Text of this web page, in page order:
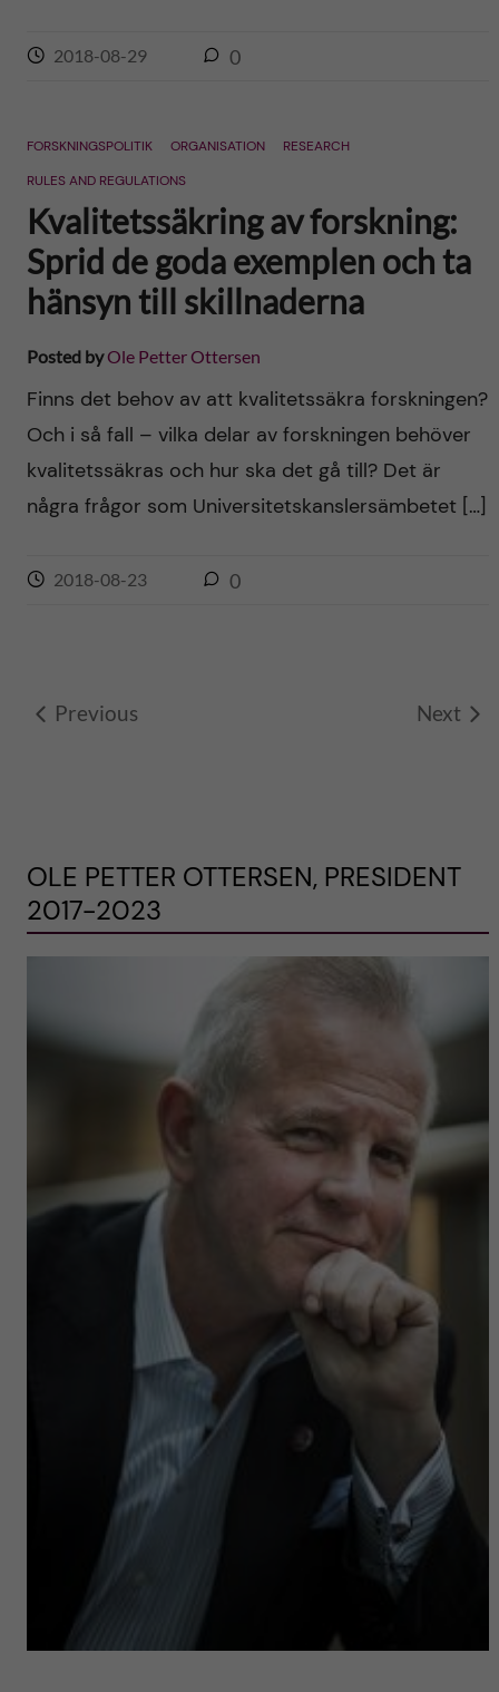
2018-08-29 0
FORSKNINGSPOLITIK ORGANISATION
RESEARCH
RULES AND REGULATIONS
Kvalitetssäkring av forskning:
Sprid de goda exemplen och ta
hänsyn till skillnaderna
Posted byOle Petter Ottersen
Finns det behov av att kvalitetssäkra forskningen?
Och i så fall – vilka delar av forskningen behöver
kvalitetssäkras och hur ska det gå till? Det är
några frågor som Universitetskanslersämbetet […]
2018-08-23 0
Previous Next
OLE PETTER OTTERSEN, PRESIDENT
2017-2023